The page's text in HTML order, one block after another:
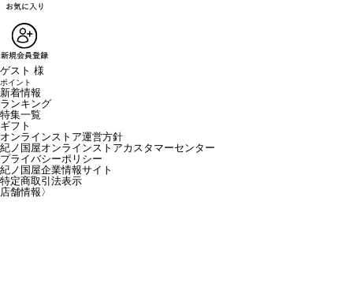
ゲスト 様
ポイント
新着情報
ランキング
特集一覧
ギフト
オンラインストア運営方針
紀ノ国屋オンラインストアカスタマーセンター
プライバシーポリシー
紀ノ国屋企業情報サイト
特定商取引法表示
店舗情報 〉